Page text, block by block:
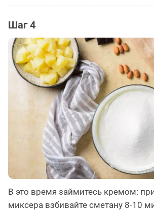
Шаг 4
В это время займитесь кремом:
миксера взбивайте сметану 8-10